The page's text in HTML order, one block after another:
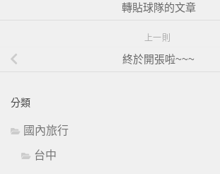
轉貼球隊的文章
上一則
終於開張啦~~~
分類
國內旅行
台中